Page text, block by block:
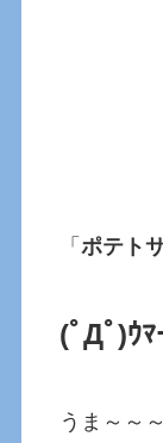
「ポテト
(ﾟДﾟ)ｳ
うま～～